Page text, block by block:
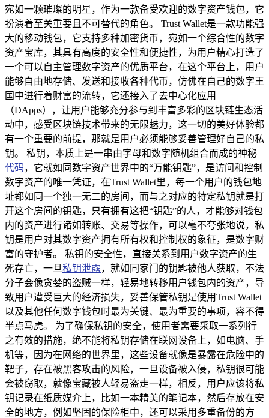
宛如一颗璀璨的明星，作为一款备受欢迎的数字资产钱包，它
扮演着至关重要且不可替代的角色。 Trust Wallet是一款功能强
大的移动钱包，它支持多种加密货币，宛如一个综合性的数字
资产宝库，其具有高度的安全性和便捷性，为用户精心打造了
一个可以自主管理数字资产的优质平台，在这个平台上，用户
能够自由地存储、发送和接收各种代币，仿佛在自己的数字王
国中进行着财富的流转，它还接入了去中心化应用
（DApps），让用户能够充分参与到丰富多彩的区块链生态活
动中，感受区块链技术带来的无限魅力，这一切的美好体验都
有一个重要的前提，那就是用户必须能够妥善管理好自己的私
钥。 私钥，本质上是一串由字母和数字随机组合而成的神秘
代码，它就如同数字资产世界中的“万能钥匙”，是访问和控制
数字资产的唯一凭证，在Trust Wallet里，每一个用户的钱包地
址都如同一个独一无二的房间，而与之对应的特定私钥就是打
开这个房间的钥匙，只有拥有这把“钥匙”的人，才能够对钱包
内的资产进行诸如转账、交易等操作，可以毫不夸张地说，私
钥是用户对其数字资产拥有所有权和控制权的象征，是数字财
富的守护者。 私钥的安全性，直接关系到用户数字资产的生
死存亡，一旦私钥泄露，就如同家门的钥匙被他人获取，不法
分子会像贪婪的盗贼一样，轻易地转移用户钱包内的资产，导
致用户遭受巨大的经济损失，妥善保管私钥是使用Trust Wallet
以及其他任何数字钱包时最为关键、最为重要的事项，容不得
半点马虎。 为了确保私钥的安全，使用者需要采取一系列行
之有效的措施，绝不能将私钥存储在联网设备上，如电脑、手
机等，因为在网络的世界里，这些设备就像是暴露在危险中的
靶子，存在被黑客攻击的风险，一旦设备被入侵，私钥很可能
会被窃取，就像宝藏被人轻易盗走一样，相反，用户应该将私
钥记录在纸质媒介上，比如一本精美的笔记本，然后存放在安
全的地方，例如坚固的保险柜中，还可以采用多重备份的方